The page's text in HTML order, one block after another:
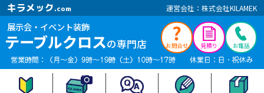
キラメック.com 運営会社：株式会社KILAMEK
展示会・イベント装飾
テーブルクロスの専門店 お問合せ 見積り お電話